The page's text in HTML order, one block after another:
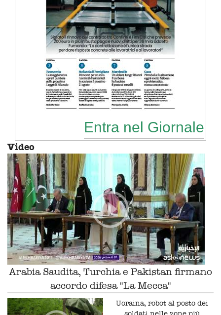
Entra nel Giornale
Video
Arabia Saudita, Turchia e Pakistan firmano
accordo difesa "La Mecca"
Ucraina, robot al posto dei